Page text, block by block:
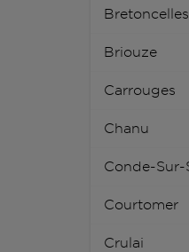
Bretoncelles
Briouze
Carrouges
Chanu
Conde-Sur-
Courtomer
Crulai